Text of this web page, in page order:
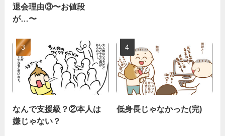
退会理由③〜お値段
が…〜
なんで支援級？②本人は
嫌じゃない？
低身長じゃなかった(完)